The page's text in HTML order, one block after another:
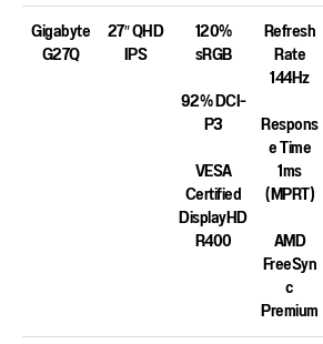
Gigabyte
G27Q
27″ QHD
IPS
120%
sRGB
92% DCI-
P3
VESA
Certified
DisplayHD
R400
Refresh
Rate
144Hz
Respons
e Time
1ms
(MPRT)
AMD
FreeSyn
c
Premium